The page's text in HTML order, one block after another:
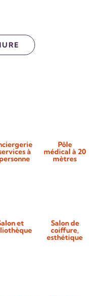
à
Pôle
médical à 20
mètres
et Salon de
coiffure,
esthétique